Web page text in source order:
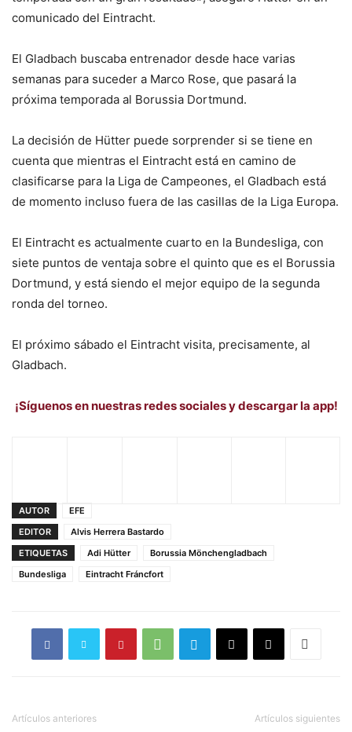
comunicado del Eintracht.
El Gladbach buscaba entrenador desde hace varias
semanas para suceder a Marco Rose, que pasará la
próxima temporada al Borussia Dortmund.
La decisión de Hütter puede sorprender si se tiene en
cuenta que mientras el Eintracht está en camino de
clasificarse para la Liga de Campeones, el Gladbach está
de momento incluso fuera de las casillas de la Liga Europa.
El Eintracht es actualmente cuarto en la Bundesliga, con
siete puntos de ventaja sobre el quinto que es el Borussia
Dortmund, y está siendo el mejor equipo de la segunda
ronda del torneo.
El próximo sábado el Eintracht visita, precisamente, al
Gladbach.
¡Síguenos en nuestras redes sociales y descargar la app!
AUTOR
EFE
EDITOR
Alvis Herrera Bastardo
ETIQUETAS
Adi Hütter
Borussia Mönchengladbach
Bundesliga
Eintracht Fráncfort
Artículos anteriores Artículos siguientes